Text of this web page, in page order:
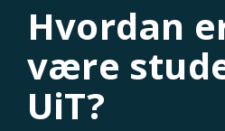
Hvordan
være
UiT?